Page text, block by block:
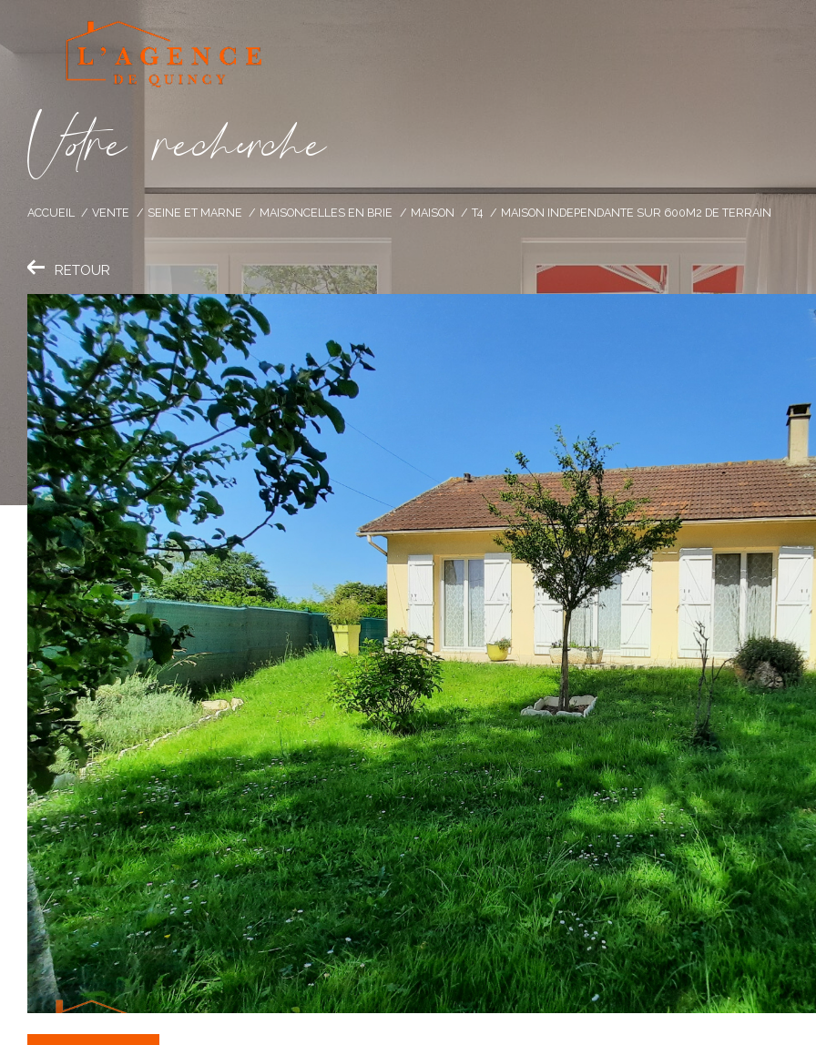
Vore recece
ACCUEIL VENTE SEINE ET MARNE MAISONCELLES EN BRIE MAISON T4 MAISON INDEPENDANTE SUR 600M2 DE TERRAIN
RETOUR